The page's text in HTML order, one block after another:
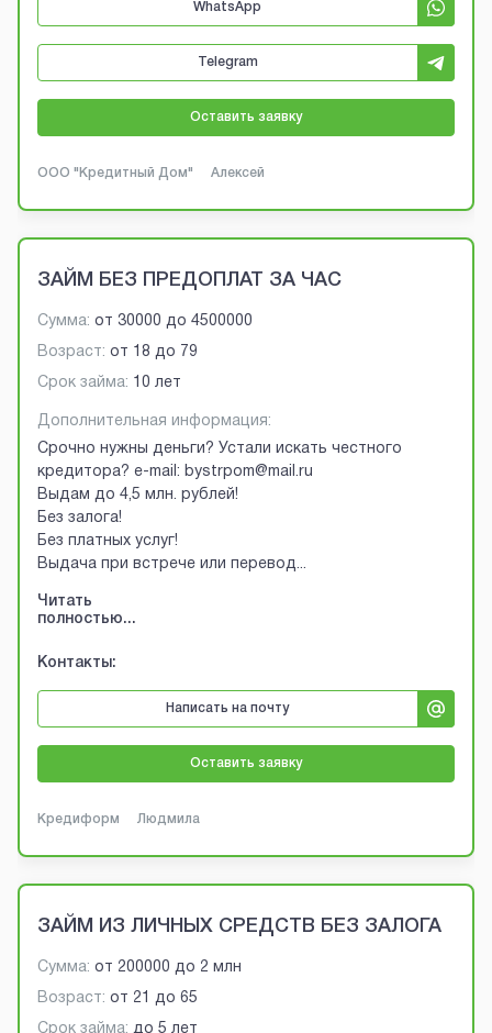
WhatsApp
Telegram
Оставить заявку
ООО "Кредитный Дом" Алексей
ЗАЙМ БЕЗ ПРЕДОПЛАТ ЗА ЧАС
Сумма: от 30000 до 4500000
Возраст: от 18 до 79
Срок займа: 10 лет
Дополнительная информация:
Срочно нужны деньги? Устали искать честного
кредитора? e-mail: bystrpom@mail.ru
Выдам до 4,5 млн. рублей!
Без залога!
Без платных услуг!
Выдача при встрече или перевод...
Читать
полностью...
Контакты:
Написать на почту
Оставить заявку
Кредиформ Людмила
ЗАЙМ ИЗ ЛИЧНЫХ СРЕДСТВ БЕЗ ЗАЛОГА
Сумма: от 200000 до 2 млн
Возраст: от 21 до 65
Срок займа: до 5 лет